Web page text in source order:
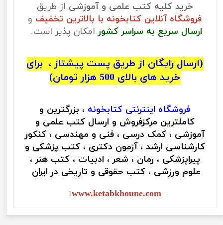
خرید کلیه کتب علمی و آموزشی از طریق
فروشگاه آنلاین کتابخونه با بالاترین تخفیف و
ارسال سریع به سراسر کشور امکان پذیر است.
(ارسال رایگان از طریق پست پیشتاز ، برای
خرید های بالای 500 هزار تومان)
فروشگاه اینترنتی کتابخونه ، بزرگترین و
کاملترین مرکزفروش و ارسال کتب علمی و
آموزشی ، کمک درسی ، فنی و مهندسی ، کنکور
کارشناسی ارشد ، آزمون دکتری ، کتب پزشکی و
پیراپزشکی ، رمان ، شعر ، ادبیات ، کتب هنر ،
علوم ورزشی ، کتب حقوقی و تاریخی در ایران
1www.ketabkhoune.com